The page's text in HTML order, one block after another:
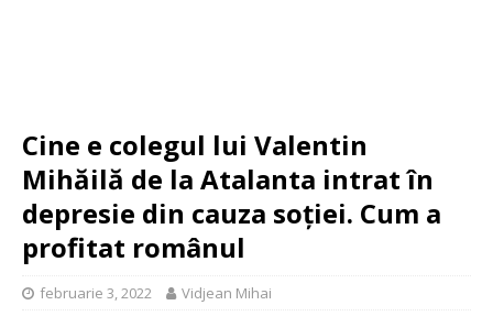
Cine e colegul lui Valentin
Mihăilă de la Atalanta intrat în
depresie din cauza soției. Cum a
profitat românul
februarie 3, 2022 Vidjean Mihai